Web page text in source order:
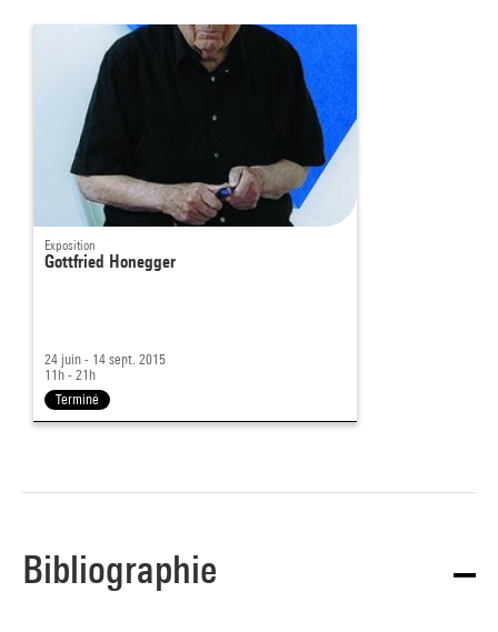
Exposition
Gottfried Honegger
24 juin - 14 sept. 2015
11h - 21h
Terminé
Bibliographie